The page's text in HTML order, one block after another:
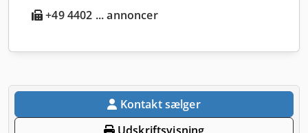
+49 4402 ... annoncer
Kontakt sælger